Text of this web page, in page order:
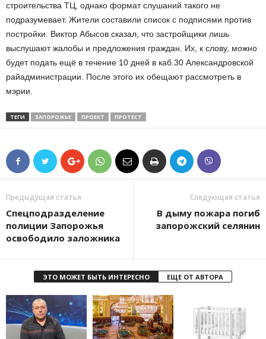
строительства ТЦ, однако формат слушаний такого не
подразумевает. Жители составили список с подписями против
постройки. Виктор Абысов сказал, что застройщики лишь
выслушают жалобы и предложения граждан. Их, к слову, можно
будет подать ещё в течение 10 дней в каб.30 Александровской
райадминистрации. После этого их обещают рассмотреть в
мэрии.
ТЕГИ ЗАПОРОЖЬЕ ПРОЕКТ ПРОТЕСТ
Предыдущая статья
Спецподразделение
полиции Запорожья
освободило заложника
Следующая статья
В дыму пожара погиб
запорожский селянин
ЭТО МОЖЕТ БЫТЬ ИНТЕРЕСНО ЕЩЕ ОТ АВТОРА